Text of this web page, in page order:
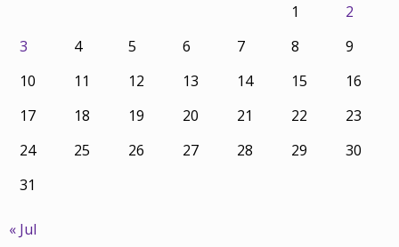
1
2
3
4 5 6 7 8
9
10
11 12 13 14 15
16
17
18 19 20 21 22
23
24
25 26 27 28 29
30
31
« Jul